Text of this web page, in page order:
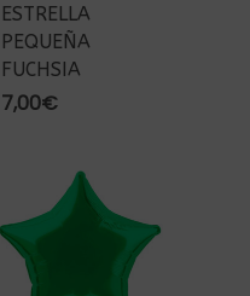
ESTRELLA
PEQUEÑA
FUCHSIA
7,00€